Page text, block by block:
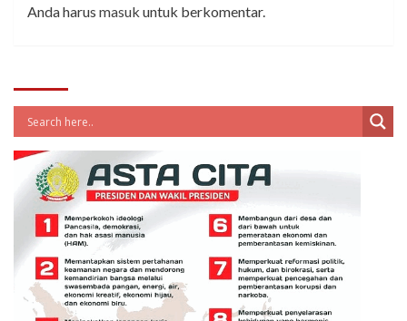
Anda harus masuk untuk berkomentar.